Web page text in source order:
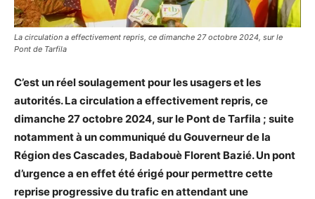
La circulation a effectivement repris, ce dimanche 27 octobre 2024, sur le
Pont de Tarfila
C’est un réel soulagement pour les usagers et les
autorités. La circulation a effectivement repris, ce
dimanche 27 octobre 2024, sur le Pont de Tarfila ; suite
notamment à un communiqué du Gouverneur de la
Région des Cascades, Badabouè Florent Bazié. Un pont
d’urgence a en effet été érigé pour permettre cette
reprise progressive du trafic en attendant une